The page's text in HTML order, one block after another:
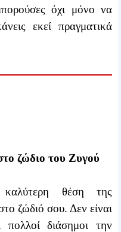
όχι μόνο να
εκεί πραγματικά
ζώδιο του Ζυγού
θέση της
ζώδιό σου. Δεν είναι
πολλοί διάσημοι την